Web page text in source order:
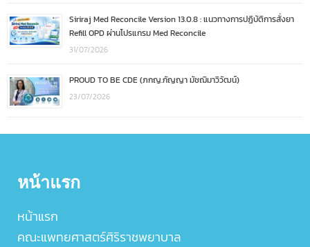
Siriraj Med Reconcile Version 13.0.8 : แนวทางการปฏิบัติการสั่งยา
Refill OPD ผ่านโปรแกรม Med Reconcile
31/07/2026
PROUD TO BE CDE (ภกญ.กัญญา มัชฌิมาวิวัฒน์)
23/07/2026
หน้าแรก
หน้าแรก
คณะแพทยศาสตร์ศิริราชพยาบาล